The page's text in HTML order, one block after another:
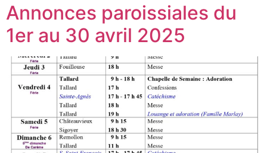
Annonces paroissiales du
1er au 30 avril 2025